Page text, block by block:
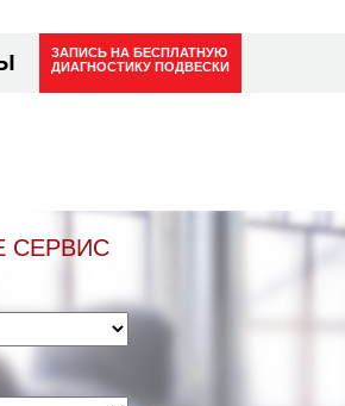
ЗАПИСЬ НА БЕСПЛАТНУЮ
ДИАГНОСТИКУ ПОДВЕСКИ
СЕРВИС